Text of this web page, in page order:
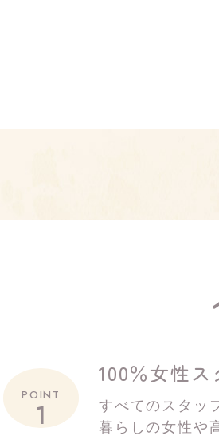
POINT
1
100％女性
すべてのスタッ
暮らしの女性や